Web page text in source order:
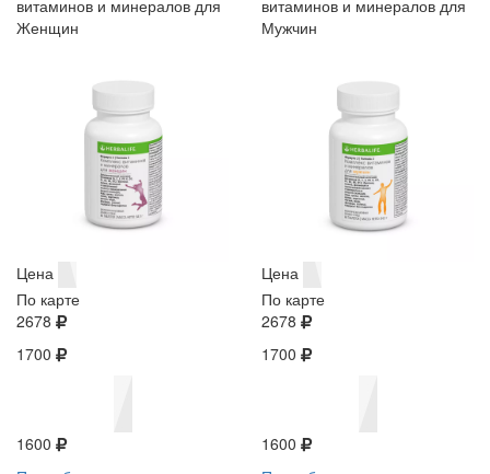
витаминов и минералов для
Женщин
Цена
По карте
2678
1700
1600
витаминов и минералов для
Мужчин
Цена
По карте
2678
1700
1600